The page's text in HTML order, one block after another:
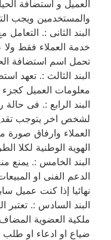
العميل و استضافة
والمستخدمين ويجب
البند الثانى :.
خدمة العملاء فقط ولا
تحمل اسم استضافة
البند الثالث :. تعهد
معلومات العميل
البند الرابع :. فى
لشخص اخر يتوجب
العملاء وارفاق
الهوية الوطنية لكلا
البند الخامس :. يمنع
الدعم الفنى او
نهائيا إذا كنت عميل
البند السادس :. تعتبر
ملكية العضوية
ضياع او ادعاء او